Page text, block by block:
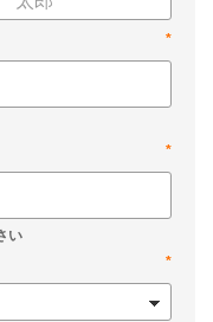
*
*
*